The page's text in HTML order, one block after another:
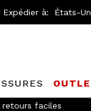
Expédier à:
faciles